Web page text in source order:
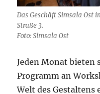
Das Geschäft Simsala Ost
Straße 3.
Foto: Simsala Ost
Jeden Monat bieten
Programm an
Welt des Gestaltens